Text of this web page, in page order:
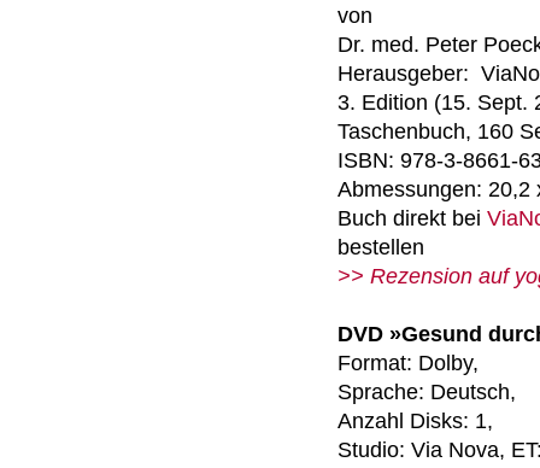
von
Dr. med. Peter
Herausgeber:
3. Edition (15. Sept.
Taschenbuch, 160
ISBN: 978-3-8661-
Abmessungen: 20,2
Buch direkt bei
bestellen
>> Rezension auf
DVD »Gesund
Format: Dolby,
Sprache: Deutsch,
Anzahl Disks: 1,
Studio: Via Nova,